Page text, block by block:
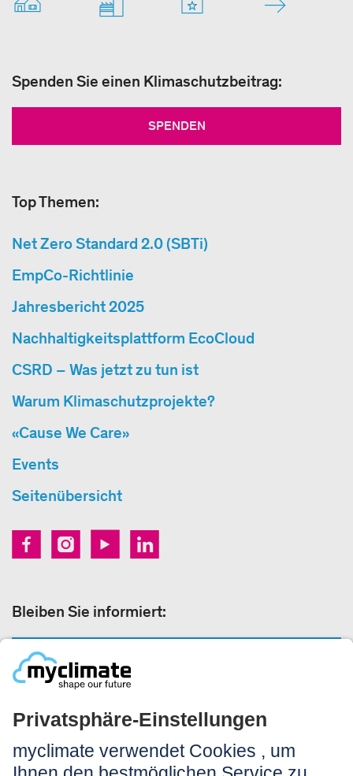
Spenden Sie einen Klimaschutzbeitrag:
SPENDEN
Top Themen:
Net Zero Standard 2.0 (SBTi)
EmpCo-Richtlinie
Jahresbericht 2025
Nachhaltigkeitsplattform EcoCloud
CSRD – Was jetzt zu tun ist
Warum Klimaschutzprojekte?
«Cause We Care»
Events
Seitenübersicht
Bleiben Sie informiert:
Rechtliches: